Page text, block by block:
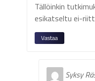
Tällöinkin
esikatseltu ei-
Vastaa
Syksy